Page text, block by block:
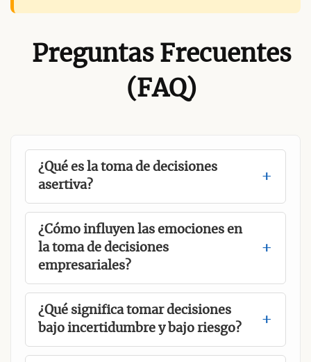
Preguntas Frecuentes
(FAQ)
¿Qué es la toma de decisiones
asertiva?
¿Cómo influyen las emociones en
la toma de decisiones
empresariales?
¿Qué significa tomar decisiones
bajo incertidumbre y bajo riesgo?